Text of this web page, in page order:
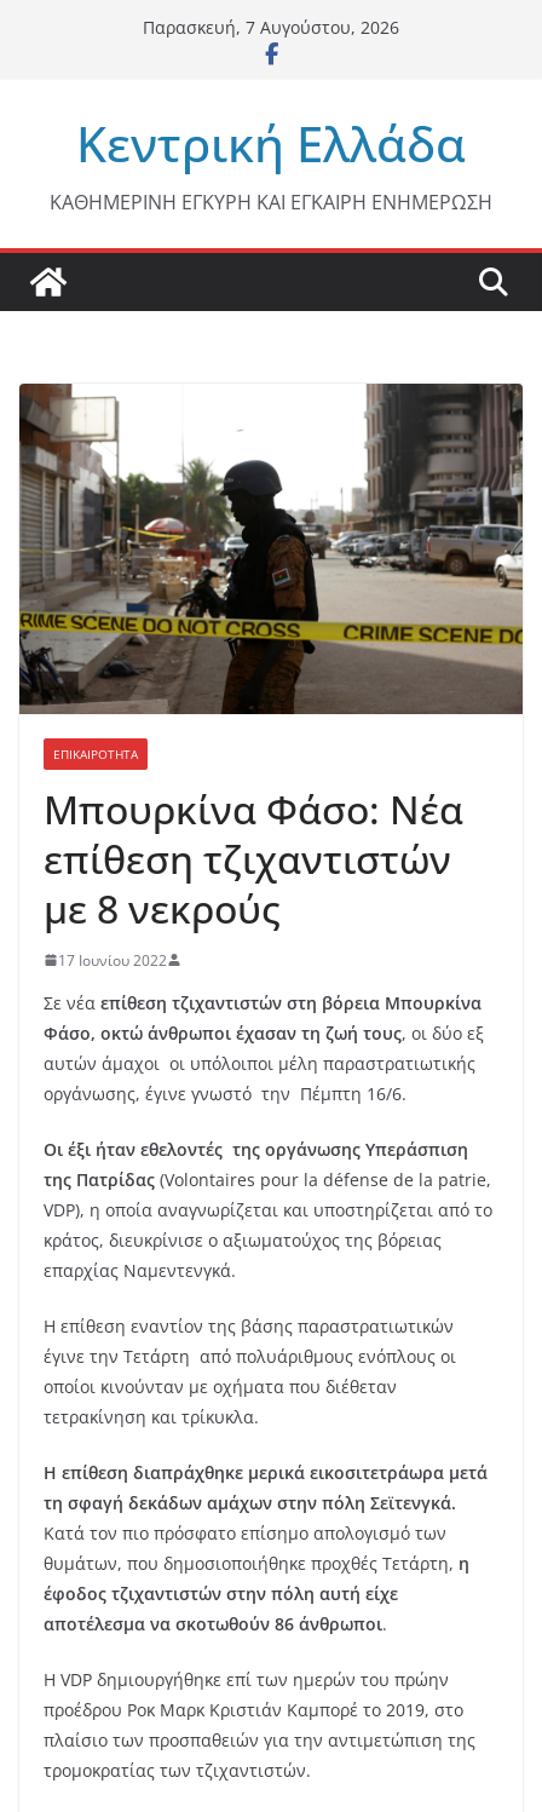
Παρασκευή, 7 Αυγούστου, 2026
Κεντρική Ελλάδα
ΚΑΘΗΜΕΡΙΝΗ ΕΓΚΥΡΗ ΚΑΙ ΕΓΚΑΙΡΗ ΕΝΗΜΕΡΩΣΗ
ΕΠΙΚΑΙΡΟΤΗΤΑ
Μπουρκίνα Φάσο: Νέα
επίθεση τζιχαντιστών
με 8 νεκρούς
17 Ιουνίου 2022
Σε νέα επίθεση τζιχαντιστών στη βόρεια Μπουρκίνα
Φάσο, οκτώ άνθρωποι έχασαν τη ζωή τους, οι δύο εξ
αυτών άμαχοι οι υπόλοιποι μέλη παραστρατιωτικής
οργάνωσης, έγινε γνωστό την Πέμπτη 16/6.
Οι έξι ήταν εθελοντές της οργάνωσης Υπεράσπιση
της Πατρίδας (Volontaires pour la défense de la patrie,
VDP), η οποία αναγνωρίζεται και υποστηρίζεται από το
κράτος, διευκρίνισε ο αξιωματούχος της βόρειας
επαρχίας Ναμεντενγκά.
Η επίθεση εναντίον της βάσης παραστρατιωτικών
έγινε την Τετάρτη από πολυάριθμους ενόπλους οι
οποίοι κινούνταν με οχήματα που διέθεταν
τετρακίνηση και τρίκυκλα.
Η επίθεση διαπράχθηκε μερικά εικοσιτετράωρα μετά
τη σφαγή δεκάδων αμάχων στην πόλη Σεϊτενγκά.
Κατά τον πιο πρόσφατο επίσημο απολογισμό των
θυμάτων, που δημοσιοποιήθηκε προχθές Τετάρτη, η
έφοδος τζιχαντιστών στην πόλη αυτή είχε
αποτέλεσμα να σκοτωθούν 86 άνθρωποι.
Η VDP δημιουργήθηκε επί των ημερών του πρώην
προέδρου Ροκ Μαρκ Κριστιάν Καμπορέ το 2019, στο
πλαίσιο των προσπαθειών για την αντιμετώπιση της
τρομοκρατίας των τζιχαντιστών.